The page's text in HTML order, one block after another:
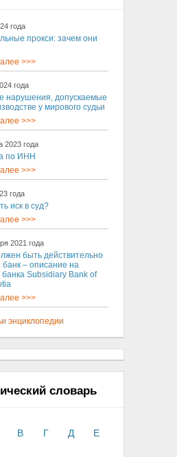
года
прокси: зачем они
>>>
года
нарушения, допускаемые
у мирового судьи
>>>
2023 года
по ИНН
>>>
года
иск в суд?
>>>
2021 года
быть действительно
– описание на
Subsidiary Bank of
>>>
энциклопедии
словарь
В Г Д Е